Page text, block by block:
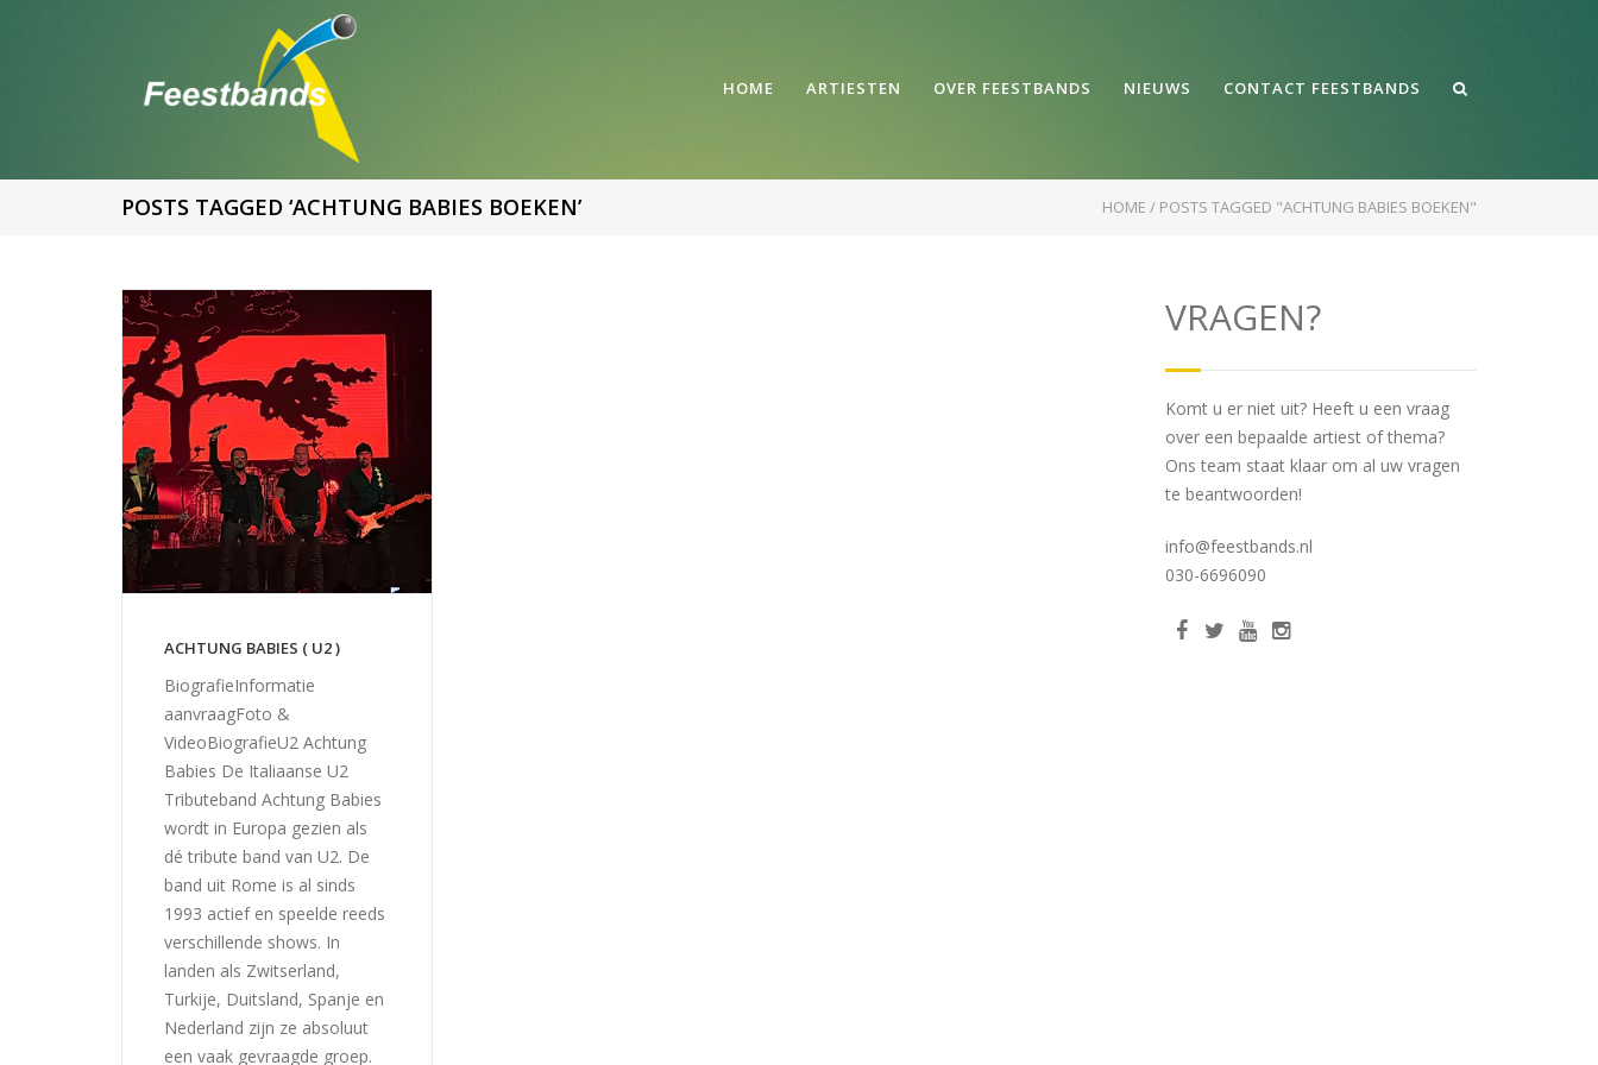
HOME ARTIESTEN OVER FEESTBANDS NIEUWS CONTACT FEESTBANDS
POSTS TAGGED ‘ACHTUNG BABIES BOEKEN’ HOME / POSTS TAGGED "ACHTUNG BABIES BOEKEN"
ACHTUNG BABIES ( U2 )
BiografieInformatie
aanvraagFoto &
VideoBiografieU2 Achtung
Babies De Italiaanse U2
Tributeband Achtung Babies
wordt in Europa gezien als
dé tribute band van U2. De
band uit Rome is al sinds
1993 actief en speelde reeds
verschillende shows. In
landen als Zwitserland,
Turkije, Duitsland, Spanje en
Nederland zijn ze absoluut
een vaak gevraagde groep.
VRAGEN?
Komt u er niet uit? Heeft u een vraag
over een bepaalde artiest of thema?
Ons team staat klaar om al uw vragen
te beantwoorden!
info@feestbands.nl
030-6696090